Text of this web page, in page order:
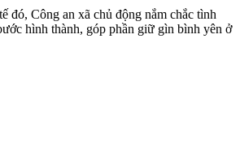
đó, Công an xã chủ động nắm chắc tình
hình thành, góp phần giữ gìn bình yên ở